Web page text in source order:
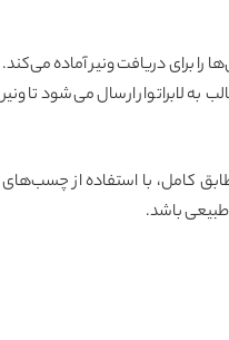
برای دریافت ونیر آماده می‌کند.
لابراتوار ارسال می‌شود تا ونیر
کامل، با استفاده از چسب‌های
طبیعی باشد.